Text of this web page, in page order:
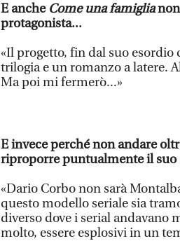
E anche Come una famiglianon
protagonista...
«Il progetto, fin dal suo esordio
trilogia e un romanzo a latere.
Ma poi mi fermerò...»
E invece perché non andare
riproporre puntualmente il
«Dario Corbo non sarà
questo modello seriale sia
diverso dove i serial andavano
molto, essere esplosivi in un